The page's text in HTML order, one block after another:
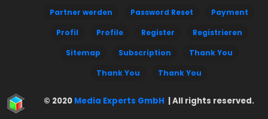
Partner werden
Password Reset
Payment
Profil
Profile Register
Registrieren
Sitemap
Subscription
Thank You
Thank You
Thank You
© 2020 Media Experts GmbH | All rights reserved.